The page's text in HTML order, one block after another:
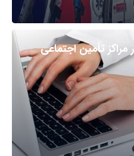
تأمین اجتماعی